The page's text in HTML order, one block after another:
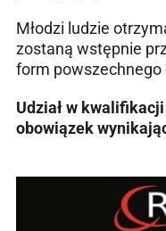
Młodzi ludzie
zostaną wstępnie
form powszechnego
Udział w
obowiązek